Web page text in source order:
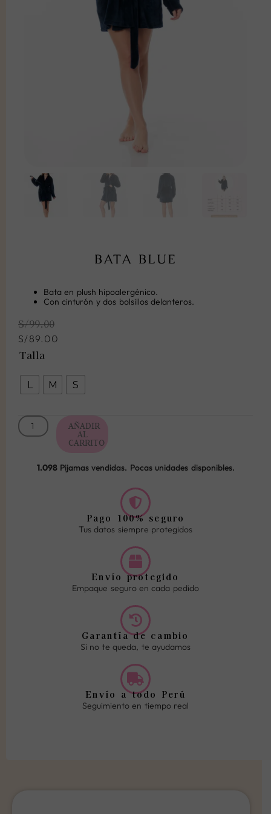
BATA BLUE
Bata en plush hipoalergénico.
Con cinturón y dos bolsillos delanteros.
S/99.00
El
precio
original
era:
S/99.00.
S/ 89.00
El
precio
actual
S/89.00.
Talla
L M S
Bata
cantidad
AÑADIR
AL
CARRITO
1.098Pijamas vendidas. Pocas unidades disponibles.
Pago 100% seguro
Tus datos siempre protegidos
Envío protegido
Empaque seguro en cada pedido
Garantía de cambio
Si no te queda, te ayudamos
Envío a todo Perú
Seguimiento en tiempo real